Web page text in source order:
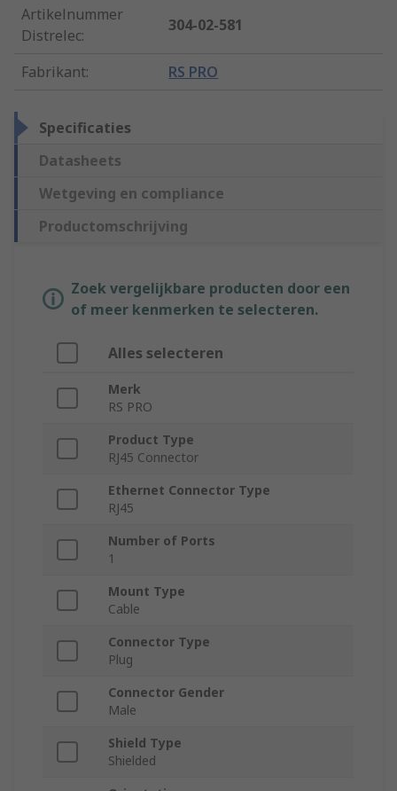
Artikelnummer
Distrelec:
304-02-581
Fabrikant: RS PRO
Specificaties
Datasheets
Wetgeving en compliance
Productomschrijving
Zoek vergelijkbare producten door een
of meer kenmerken te selecteren.
Alles selecteren
Merk
RS PRO
Product Type
RJ45 Connector
Ethernet Connector Type
RJ45
Number of Ports
1
Mount Type
Cable
Connector Type
Plug
Connector Gender
Male
Shield Type
Shielded